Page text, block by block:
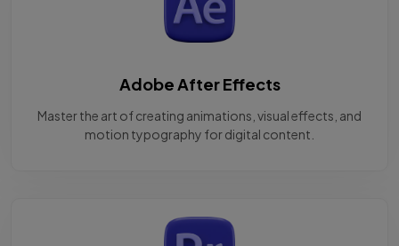
Adobe After Effects
Master the art of creating animations, visual effects, and
motion typography for digital content.